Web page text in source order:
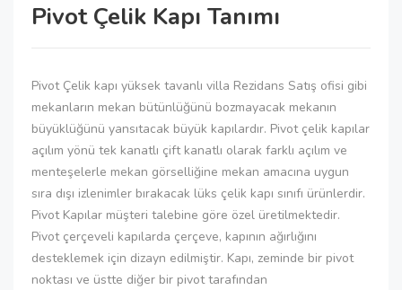
Pivot Çelik Kapı Tanımı
Pivot Çelik kapı yüksek tavanlı villa Rezidans Satış ofisi gibi
mekanların mekan bütünlüğünü bozmayacak mekanın
büyüklüğünü yansıtacak büyük kapılardır. Pivot çelik kapılar
açılım yönü tek kanatlı çift kanatlı olarak farklı açılım ve
menteşelerle mekan görselliğine mekan amacına uygun
sıra dışı izlenimler bırakacak lüks çelik kapı sınıfı ürünlerdir.
Pivot Kapılar müşteri talebine göre özel üretilmektedir.
Pivot çerçeveli kapılarda çerçeve, kapının ağırlığını
desteklemek için dizayn edilmiştir. Kapı, zeminde bir pivot
noktası ve üstte diğer bir pivot tarafından